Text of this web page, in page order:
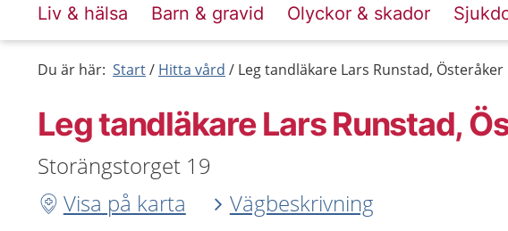
Liv & hälsa Barn & gravid Olyckor & skador
Du är här: Start Hitta vård Leg tandläkare Lars Runstad, Österåker
Leg tandläkare Lars Runstad,
Storängstorget 19
Visa på karta
Vägbeskrivning